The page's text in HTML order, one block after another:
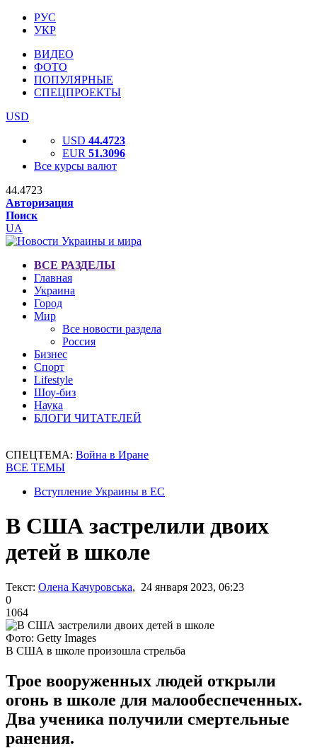
РУС
УКР
ВИДЕО
ФОТО
ПОПУЛЯРНЫЕ
СПЕЦПРОЕКТЫ
USD
USD 44.4723
EUR 51.3096
Все курсы валют
44.4723
Авторизация
Поиск
UA
ВСЕ РАЗДЕЛЫ
Главная
Украина
Город
Мир
Все новости раздела
Россия
Бизнес
Спорт
Lifestyle
Шоу-биз
Наука
БЛОГИ ЧИТАТЕЛЕЙ
СПЕЦТЕМА: Война в Иране
ВСЕ ТЕМЫ
Вступление Украины в ЕС
В США застрелили двоих
детей в школе
Текст: Олена Качуровська, 24 января 2023, 06:23
0
1064
Фото: Getty Images
В США в школе произошла стрельба
Трое вооруженных людей открыли
огонь в школе для малообеспеченных.
Два ученика получили смертельные
ранения.